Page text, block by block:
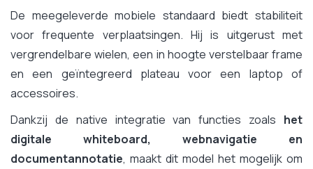
De meegeleverde mobiele standaard biedt stabiliteit
voor frequente verplaatsingen. Hij is uitgerust met
vergrendelbare wielen, een in hoogte verstelbaar frame
en een geïntegreerd plateau voor een laptop of
accessoires.
Dankzij de native integratie van functies zoals het
digitale whiteboard, webnavigatie en
documentannotatie, maakt dit model het mogelijk om